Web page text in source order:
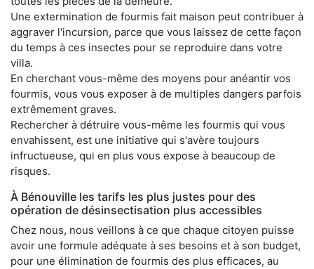
Une extermination de fourmis fait maison peut contribuer à
aggraver l'incursion, parce que vous laissez de cette façon
du temps à ces insectes pour se reproduire dans votre
villa.
En cherchant vous-même des moyens pour anéantir vos
fourmis, vous vous exposer à de multiples dangers parfois
extrêmement graves.
Rechercher à détruire vous-même les fourmis qui vous
envahissent, est une initiative qui s'avère toujours
infructueuse, qui en plus vous expose à beaucoup de
risques.
À Bénouville les tarifs les plus justes pour des
opération de désinsectisation plus accessibles
Chez nous, nous veillons à ce que chaque citoyen puisse
avoir une formule adéquate à ses besoins et à son budget,
pour une élimination de fourmis des plus efficaces, au